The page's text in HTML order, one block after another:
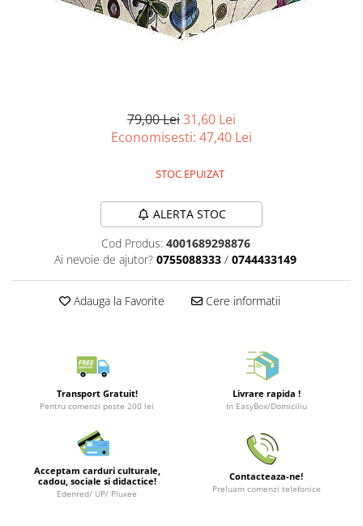
Brelocuri
Studio Ghibli/My Neighbor
Totoro/Kiki etc
Dragon Ball
79,00 Lei31,60 Lei
Economisesti: 47,40 Lei
STOC EPUIZAT
ALERTA STOC
Cod Produs: 4001689298876
Ai nevoie de ajutor? 0755088333 / 0744433149
Adauga la Favorite Cere informatii
Transport Gratuit!
Pentru comenzi peste 200 lei
Livrare rapida !
In EasyBox/Domiciliu
Acceptam carduri culturale,
cadou, sociale si didactice!
Edenred/ UP/ Pluxee
Contacteaza-ne!
Preluam comenzi telefonice